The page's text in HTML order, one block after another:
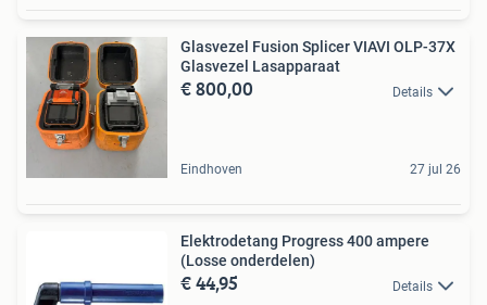
Glasvezel Fusion Splicer VIAVI OLP-37X
Glasvezel Lasapparaat
€ 800,00 Details
Eindhoven 27 jul 26
Elektrodetang Progress 400 ampere
(Losse onderdelen)
€ 44,95 Details